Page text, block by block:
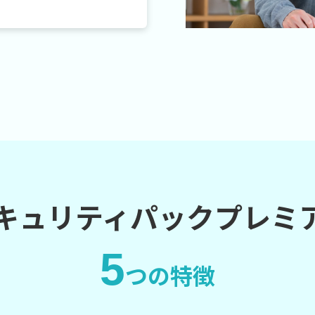
ュリティパックプレミ
5つの特徴